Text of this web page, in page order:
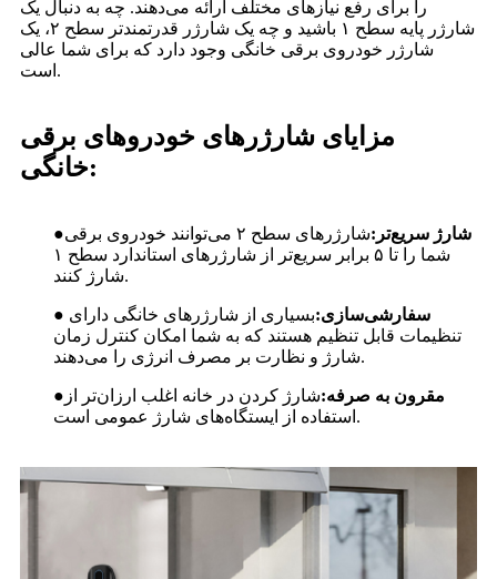
را برای رفع نیازهای مختلف ارائه می‌دهند. چه به دنبال یک
شارژر پایه سطح ۱ باشید و چه یک شارژر قدرتمندتر سطح ۲، یک
شارژر خودروی برقی خانگی وجود دارد که برای شما عالی
است.
مزایای شارژرهای خودروهای برقی
خانگی:
● شارژ سریع‌تر:
شارژرهای سطح ۲ می‌توانند خودروی برقی
شما را تا ۵ برابر سریع‌تر از شارژرهای استاندارد سطح ۱
شارژ کنند.
● سفارشی‌سازی:بسیاری از شارژرهای خانگی دارای
تنظیمات قابل تنظیم هستند که به شما امکان کنترل زمان
شارژ و نظارت بر مصرف انرژی را می‌دهند.
● مقرون به صرفه:شارژ کردن در خانه اغلب ارزان‌تر از
استفاده از ایستگاه‌های شارژ عمومی است.